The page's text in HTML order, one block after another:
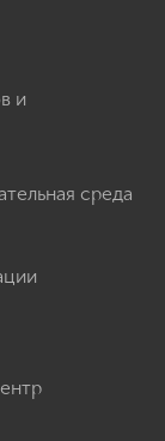
и
среда